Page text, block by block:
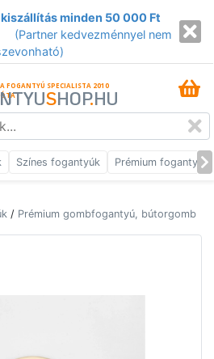
minden 50 000 Ft
(Partner kedvezménnyel nem
A FOGANTYÚ SPECIALISTA 2010
ÓTA
SHOP.HU
Színes fogantyúk Prémium fogantyúk
/ Prémium gombfogantyú, bútorgomb